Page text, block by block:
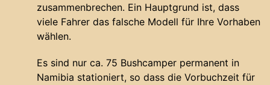
zusammenbrechen. Ein Hauptgrund ist, dass
viele Fahrer das falsche Modell für Ihre Vorhaben
wählen.
Es sind nur ca. 75 Bushcamper permanent in
Namibia stationiert, so dass die Vorbuchzeit für